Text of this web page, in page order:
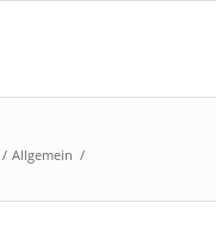
/ Allgemein /